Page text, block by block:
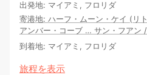
出発地: マイアミ, フロリダ
寄港地: ハーフ・ムーン・ケイ (リ
アンバー・コーブ … サン・フアン /
到着地: マイアミ, フロリダ
旅程を表示